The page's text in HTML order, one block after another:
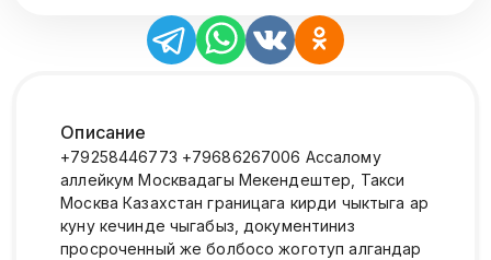
Описание
+79258446773 +79686267006 Ассалому
аллейкум Москвадагы Мекендештер, Такси
Москва Казахстан границага кирди чыктыга ар
куну кечинде чыгабыз, документиниз
просроченный же болбосо жоготуп алгандар